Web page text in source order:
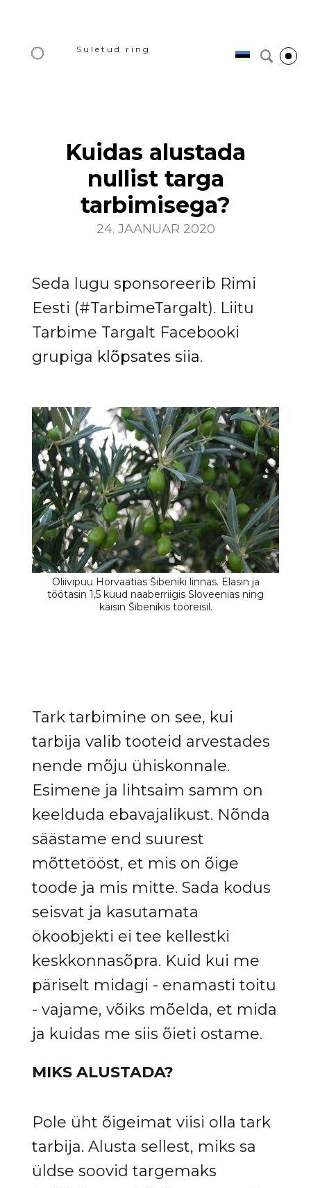
Suletud ring
Kuidas alustada
nullist targa
tarbimisega?
24. JAANUAR 2020
Seda lugu sponsoreerib Rimi
Eesti (#TarbimeTargalt). Liitu
Tarbime Targalt Facebooki
grupiga klõpsates siia.
Tark tarbimine on see, kui
tarbija valib tooteid arvestades
nende mõju ühiskonnale.
Esimene ja lihtsaim samm on
keelduda ebavajalikust. Nõnda
säästame end suurest
mõttetööst, et mis on õige
toode ja mis mitte. Sada kodus
seisvat ja kasutamata
ökoobjekti ei tee kellestki
keskkonnasõpra. Kuid kui me
päriselt midagi - enamasti toitu
- vajame, võiks mõelda, et mida
ja kuidas me siis õieti ostame.
MIKS ALUSTADA?
Pole üht õigeimat viisi olla tark
tarbija. Alusta sellest, miks sa
üldse soovid targemaks